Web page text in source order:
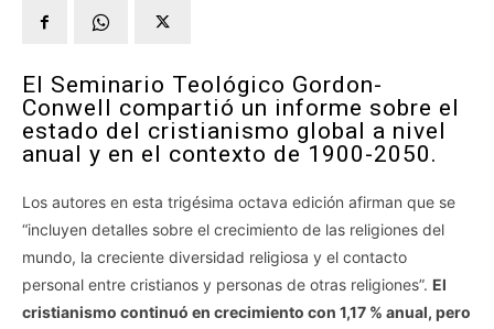
El Seminario Teológico Gordon-
Conwell compartió un informe sobre el
estado del cristianismo global a nivel
anual y en el contexto de 1900-2050.
Los autores en esta trigésima octava edición afirman que se
“incluyen detalles sobre el crecimiento de las religiones del
mundo, la creciente diversidad religiosa y el contacto
personal entre cristianos y personas de otras religiones”. El
cristianismo continuó en crecimiento con 1,17 % anual, pero